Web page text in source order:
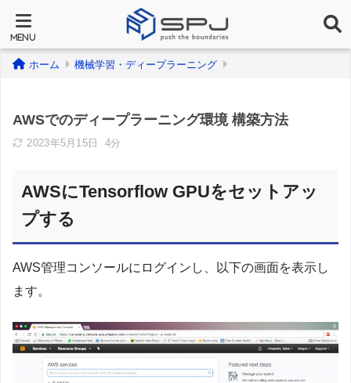
ホーム 機械学習・ディープラーニング
AWSでのディープラーニング環境 構築方法
2023年5月15日 4分
AWSにTensorflow GPUをセットアッ
プする
AWS管理コンソールにログインし、以下の画面を表示し
ます。